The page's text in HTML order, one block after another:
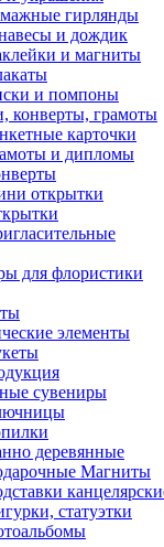
гирлянды
и дождик
и магниты
и помпоны
конверты, грамоты
карточки
и дипломы
открытки
для флористики
элементы
сувениры
деревянные
Магниты
статуэтки